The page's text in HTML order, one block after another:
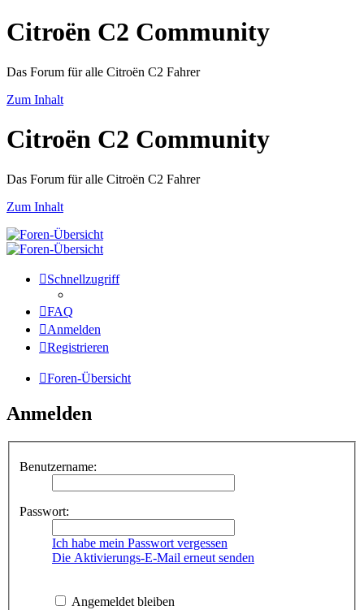
Citroën C2 Community
Das Forum für alle Citroën C2 Fahrer
Zum Inhalt
Citroën C2 Community
Das Forum für alle Citroën C2 Fahrer
Zum Inhalt
Schnellzugriff
FAQ
Anmelden
Registrieren
Foren-Übersicht
Anmelden
Benutzername:
Passwort:
Ich habe mein Passwort vergessen
Die Aktivierungs-E-Mail erneut senden
Angemeldet bleiben